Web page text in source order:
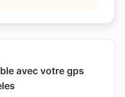
avec votre gps